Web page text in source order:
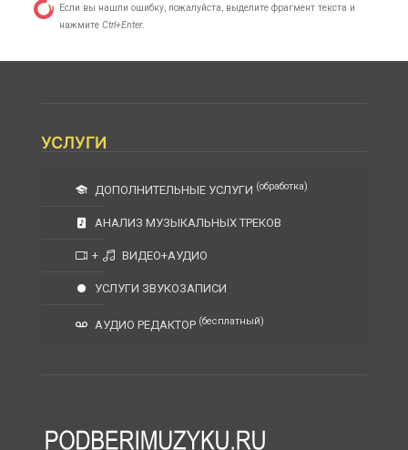
Если вы нашли ошибку, пожалуйста, выделите фрагмент текста и
нажмите Ctrl+Enter.
УСЛУГИ
ДОПОЛНИТЕЛЬНЫЕ УСЛУГИ (обработка)
АНАЛИЗ МУЗЫКАЛЬНЫХ ТРЕКОВ
+ ВИДЕО+АУДИО
УСЛУГИ ЗВУКОЗАПИСИ
АУДИО РЕДАКТОР (бесплатный)